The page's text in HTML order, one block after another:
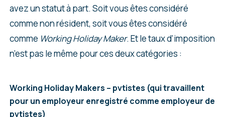
avez un statut à part. Soit vous êtes considéré
comme non résident, soit vous êtes considéré
comme Working Holiday Maker. Et le taux d’imposition
n’est pas le même pour ces deux catégories :
Working Holiday Makers – pvtistes (qui travaillent
pour un employeur enregistré comme employeur de
pvtistes)